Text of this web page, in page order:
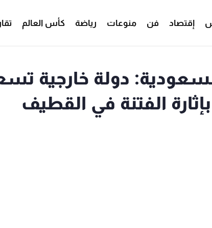
إقتصاد فن منوعات رياضة كأس العالم
دولة خارجية
الفتنة في القطيف